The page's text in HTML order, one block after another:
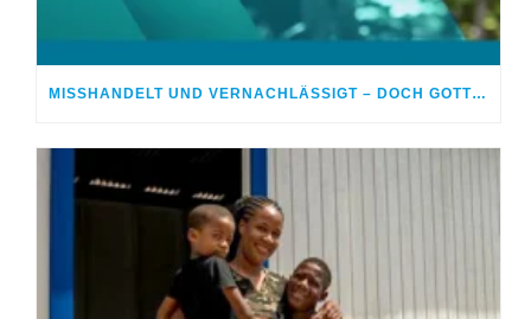
MISSHANDELT UND VERNACHLÄSSIGT – DOCH GOTT HEILTE MEINE WUNDEN